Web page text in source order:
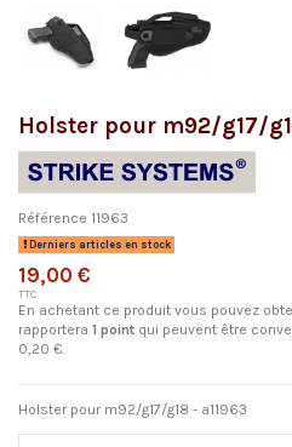
Holster pour m92/g17/
Référence 11963
Derniers articles en stock
19,00 €
TTC
En achetant ce produit vous pouvez
rapportera 1 point qui peuvent être
0,20 €
Holster pour m92/g17/g18 - a11963